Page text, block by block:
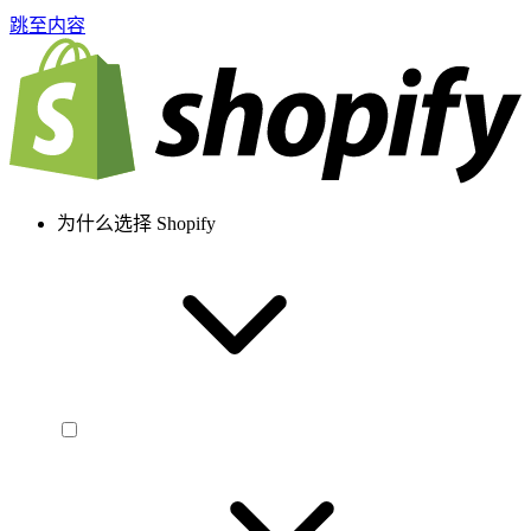
跳至内容
为什么选择 Shopify